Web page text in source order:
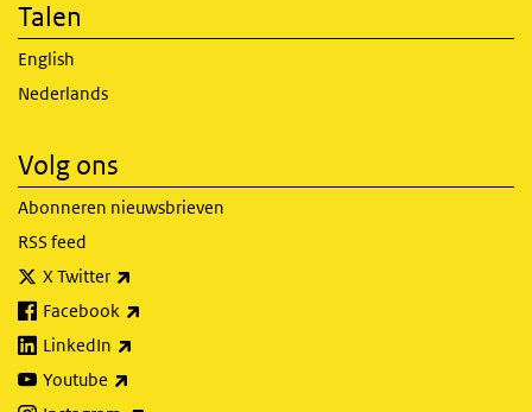
Talen
English
Nederlands
Volg ons
Abonneren nieuwsbrieven
RSS feed
X Twitter
Facebook
LinkedIn
Youtube